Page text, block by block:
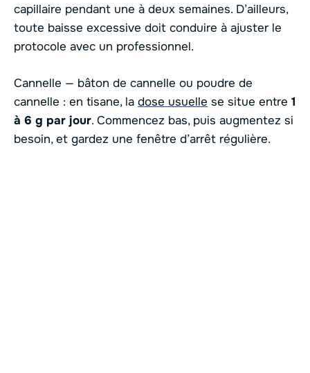
capillaire pendant une à deux semaines. D’ailleurs,
toute baisse excessive doit conduire à ajuster le
protocole avec un professionnel.
Cannelle — bâton de cannelle ou poudre de
cannelle : en tisane, la dose usuelle se situe entre 1
à 6 g par jour. Commencez bas, puis augmentez si
besoin, et gardez une fenêtre d’arrêt régulière.